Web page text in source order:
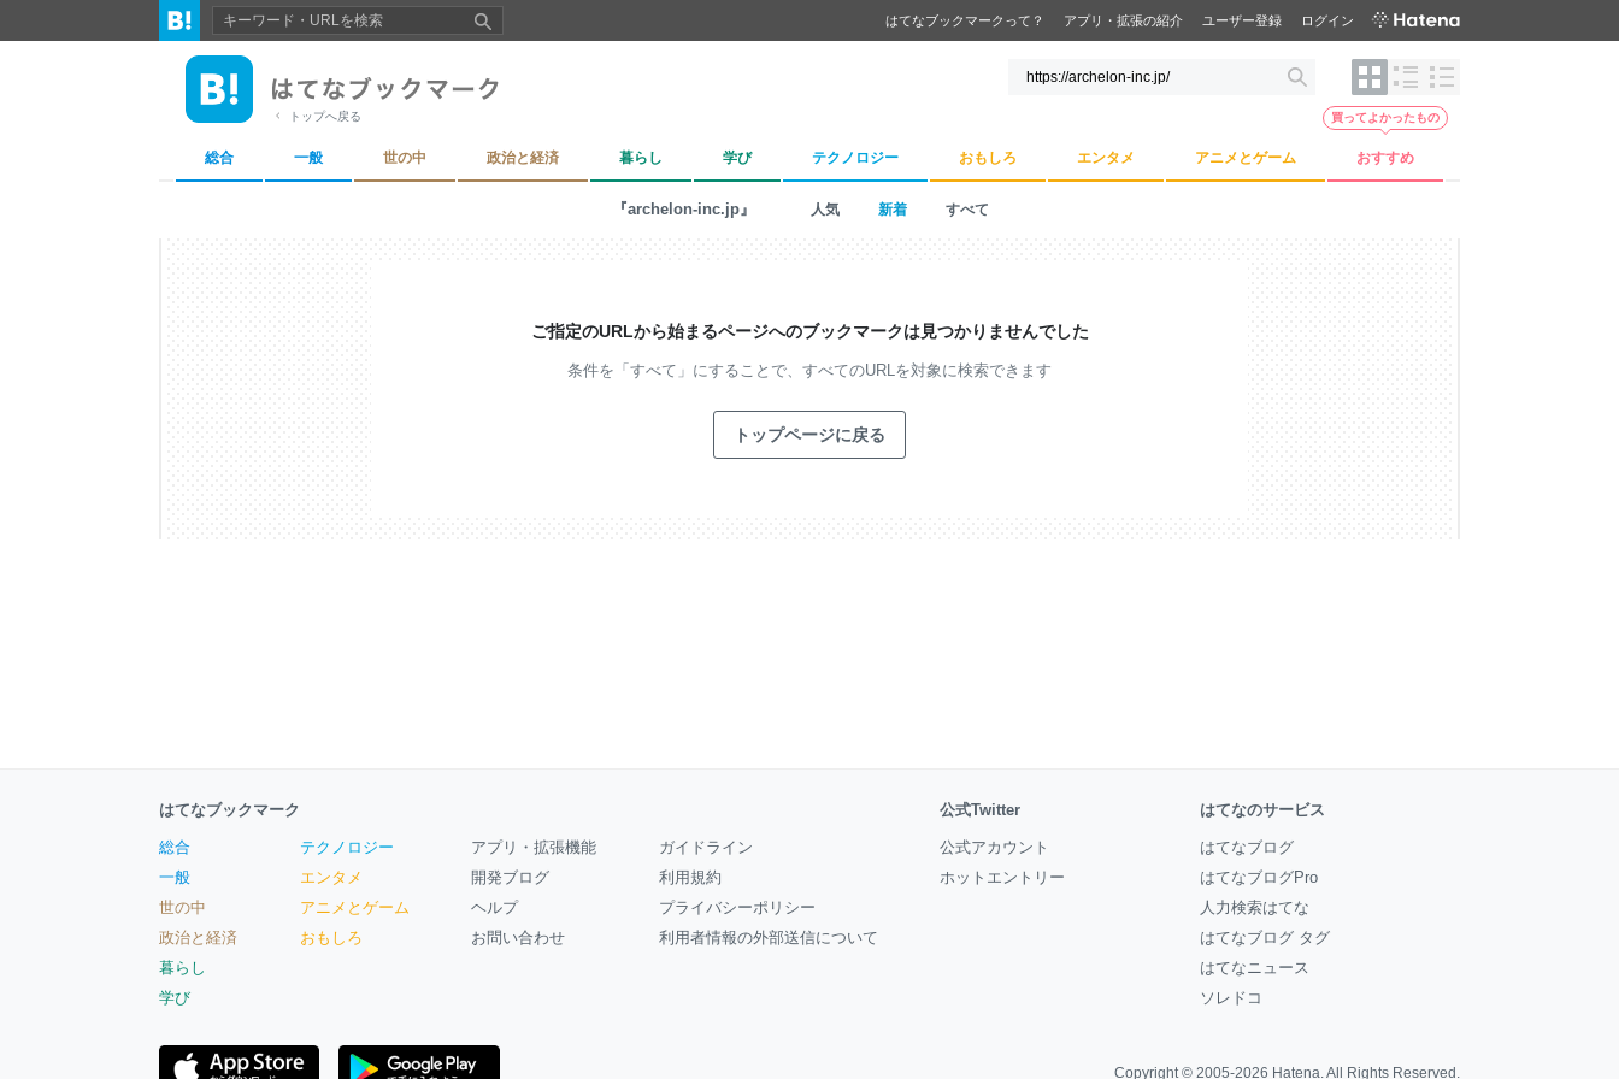
はてなブックマークって？ アプリ・拡張の紹介 ユーザー登録 ログイン
トップへ戻る
総合 一般 世の中 政治と経済 暮らし 学び テクノロジー おもしろ エンタメ アニメとゲーム おすすめ
買ってよかったもの
『archelon-inc.jp』 人気 新着 すべて
ご指定のURLから始まるページへのブックマークは見つかりませんでした
条件を「すべて」にすることで、 すべてのURLを対象に検索できます
トップページに戻る
はてなブックマーク
総合
一般
世の中
政治と経済
暮らし
学び
テクノロジー
エンタメ
アニメとゲーム
おもしろ
アプリ・拡張機能
開発ブログ
ヘルプ
お問い合わせ
ガイドライン
利用規約
プライバシーポリシー
利用者情報の外部送信について
公式Twitter
公式アカウント
ホットエントリー
はてなのサービス
はてなブログ
はてなブログPro
人力検索はてな
はてなブログ タグ
はてなニュース
ソレドコ
Copyright © 2005-2026 Hatena. All Rights Reserved.